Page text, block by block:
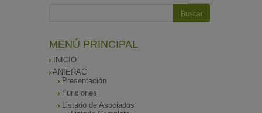
MENÚ PRINCIPAL
INICIO
ANIERAC
Presentación
Funciones
Listado de Asociados